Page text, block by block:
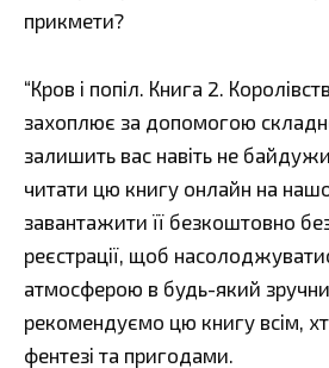
прикмети?
“Кров і попіл. Книга 2.
захоплює за допомогою
залишить вас навіть не
читати цю книгу онлайн на
завантажити її безкоштовно
реєстрації, щоб
атмосферою в будь-який
рекомендуємо цю книгу всім,
фентезі та пригодами.